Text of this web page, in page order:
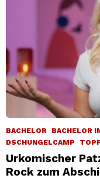
BACHELOR BACHELOR
DSCHUNGELCAMP
Urkomischer
Rock zum